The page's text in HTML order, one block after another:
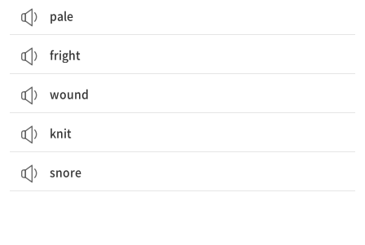
pale
fright
wound
knit
snore